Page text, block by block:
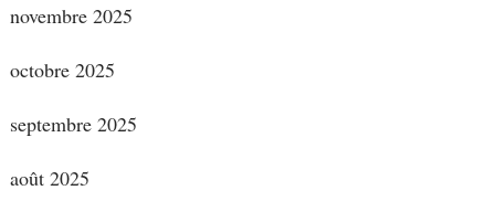
novembre 2025
octobre 2025
septembre 2025
août 2025